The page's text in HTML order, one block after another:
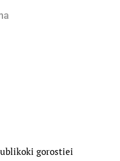
gorostiei